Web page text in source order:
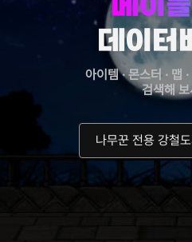
메이
데이터
아이템 · 몬스터 · 맵
검색해